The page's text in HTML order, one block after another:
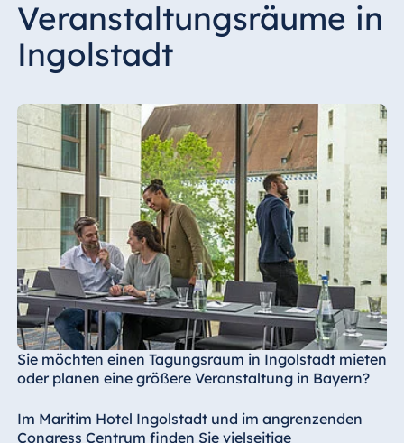
Veranstaltungsräume in
Ingolstadt
Sie möchten einen Tagungsraum in Ingolstadt mieten
oder planen eine größere Veranstaltung in Bayern?
Im Maritim Hotel Ingolstadt und im angrenzenden
Congress Centrum finden Sie vielseitige